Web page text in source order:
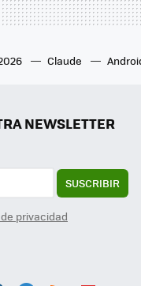
Claude
NEWSLETTER
SUSCRIBIR
privacidad